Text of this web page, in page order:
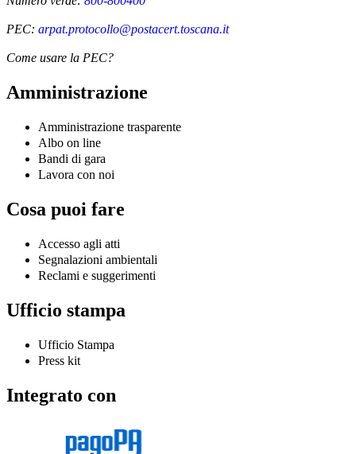
PEC: arpat.protocollo@postacert.toscana.it
Come usare la PEC?
Amministrazione
Amministrazione trasparente
Albo on line
Bandi di gara
Lavora con noi
Cosa puoi fare
Accesso agli atti
Segnalazioni ambientali
Reclami e suggerimenti
Ufficio stampa
Ufficio Stampa
Press kit
Integrato con